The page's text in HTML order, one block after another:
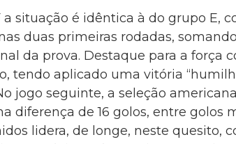
a situação é idêntica à do grupo E,
duas primeiras rodadas,
da prova. Destaque para a força
tendo aplicado uma vitória
jogo seguinte, a seleção
diferença de 16 golos, entre golos
lidera, de longe, neste quesito,